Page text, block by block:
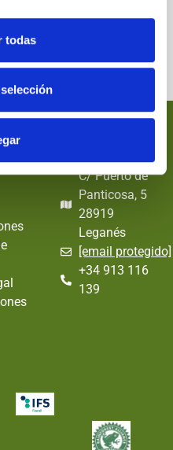
todas
y
Dónde
EStamos
C/ Puerto de
Panticosa, 5
28919
Leganés
[email protegido]
+34 913 116
139